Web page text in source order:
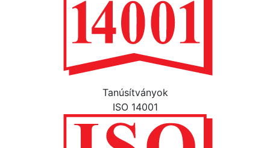
Tanúsítványok
ISO 14001